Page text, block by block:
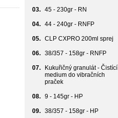
03. 45 - 230gr - RN
04. 44 - 240gr - RNFP
05. CLP CXPRO 200ml sprej
06. 38/357 - 158gr - RNFP
07.
Kukuřičný granulát - Čistící
medium do vibračních
praček
08. 9 - 145gr - HP
09. 38/357 - 158gr - HP